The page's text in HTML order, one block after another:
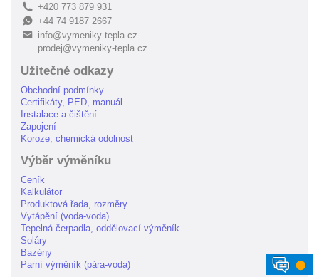
⬤
L +420 773 879 931
E+44 74 9187 2667
B
info@vymeniky-tepla.cz
prodej@vymeniky-tepla.cz
Užitečné odkazy
Obchodní podmínky
Certifikáty, PED, manuál
Instalace a čištění
Zapojení
Koroze, chemická odolnost
Výběr výměníku
Ceník
Kalkulátor
Produktová řada, rozměry
Vytápění (voda-voda)
Tepelná čerpadla, oddělovací výměník
Soláry
Bazény
Parní výměník (pára-voda)